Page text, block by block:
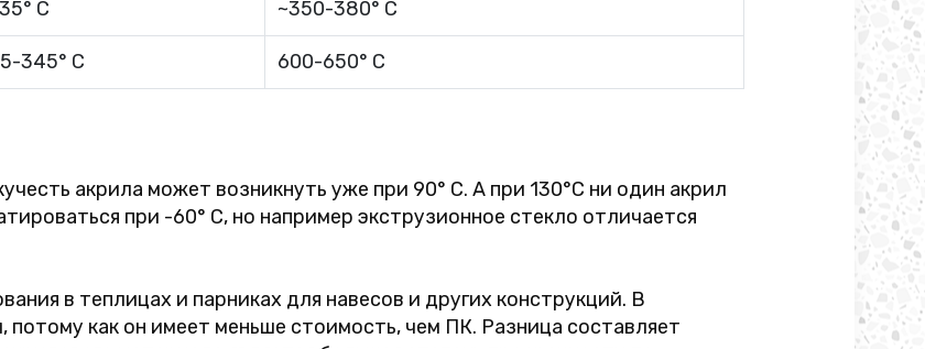
C ~350-380° C
345° C 600-650° C
акрила может возникнуть уже при 90° C. А при 130°С ни один акрил
при -60° C, но например экструзионное стекло отличается
в теплицах и парниках для навесов и других конструкций. В
как он имеет меньше стоимость, чем ПК. Разница составляет